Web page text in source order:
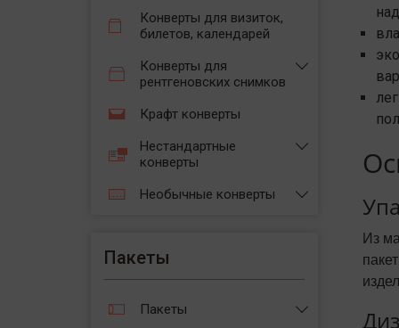
Конверты для визиток,
билетов, календарей
Конверты для
рентгеновских снимков
Крафт конверты
Нестандартные
конверты
Необычные конверты
Пакеты
Пакеты
Из